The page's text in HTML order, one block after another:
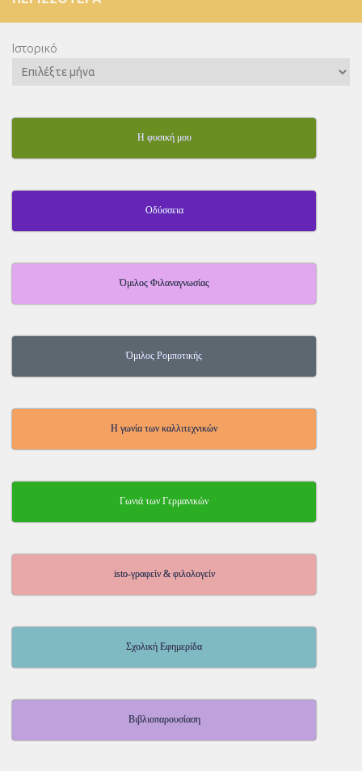
Ιστορικό
Η φυσική μου
Οδύσσεια
Όμιλος Φιλαναγνωσίας
Όμιλος Ρομποτικής
Η γωνία των καλλιτεχνικών
Γωνιά των Γερμανικών
isto-γραφείν & φιλολογείν
Σχολική Εφημερίδα
Βιβλιοπαρουσίαση